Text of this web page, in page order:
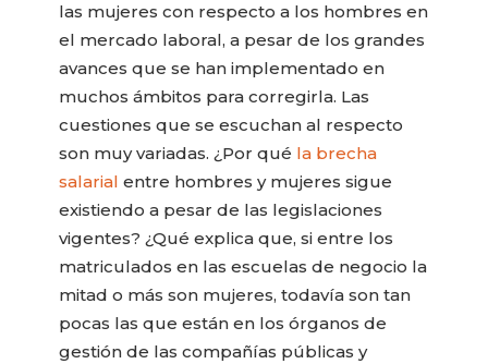
las mujeres con respecto a los hombres en
el mercado laboral, a pesar de los grandes
avances que se han implementado en
muchos ámbitos para corregirla. Las
cuestiones que se escuchan al respecto
son muy variadas. ¿Por qué la brecha
salarial entre hombres y mujeres sigue
existiendo a pesar de las legislaciones
vigentes? ¿Qué explica que, si entre los
matriculados en las escuelas de negocio la
mitad o más son mujeres, todavía son tan
pocas las que están en los órganos de
gestión de las compañías públicas y